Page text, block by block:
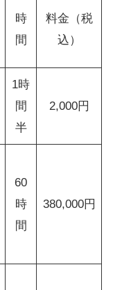
時
間
料金（税
込）
1時
間
半
2,000円
60
時
間
380,000円